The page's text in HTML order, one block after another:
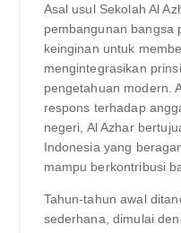
Asal usul Sekolah Al
pembangunan bangsa
keinginan untuk
mengintegrasikan
pengetahuan modern.
respons terhadap
negeri, Al Azhar
Indonesia yang
mampu berkontribusi
Tahun-tahun awal
sederhana, dimulai